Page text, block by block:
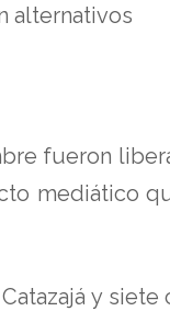
alternativos
fueron
mediático
y siete